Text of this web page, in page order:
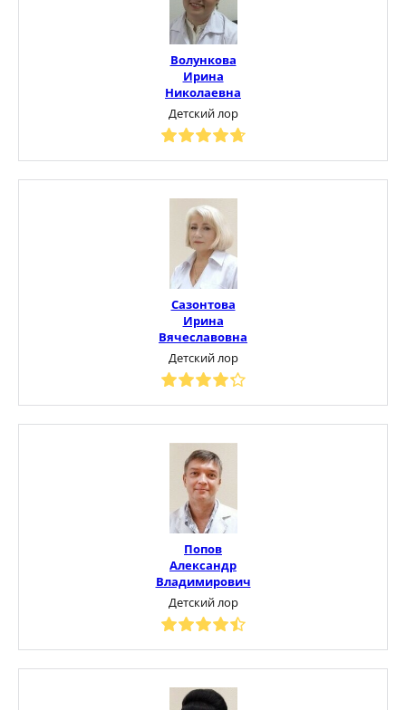
Волункова
Ирина
Николаевна
Детский лор
Сазонтова
Ирина
Вячеславовна
Детский лор
Попов
Александр
Владимирович
Детский лор